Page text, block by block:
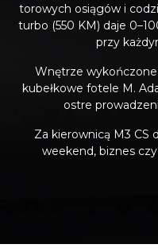
torowych osiągów i
turbo (550 KM) daje
przy
Wnętrze wykończone
kubełkowe fotele M.
ostre
Za kierownicą M3 CS
weekend, biznes